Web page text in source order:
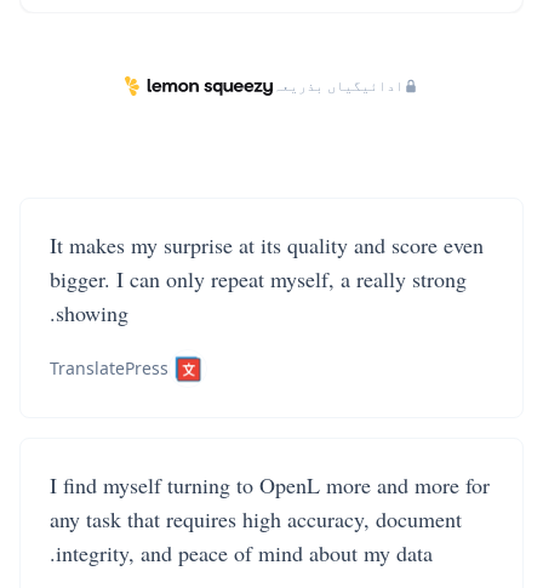
ادائیگیاں بذریعہ
It makes my surprise at its quality and score even
bigger. I can only repeat myself, a really strong
showing.
TranslatePress
I find myself turning to OpenL more and more for
any task that requires high accuracy, document
integrity, and peace of mind about my data.